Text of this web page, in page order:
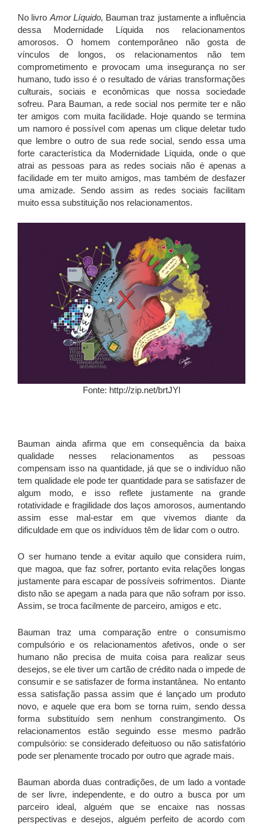
No livro Amor Líquido, Bauman traz justamente a influência
dessa Modernidade Líquida nos relacionamentos
amorosos. O homem contemporâneo não gosta de
vínculos de longos, os relacionamentos não tem
comprometimento e provocam uma insegurança no ser
humano, tudo isso é o resultado de várias transformações
culturais, sociais e econômicas que nossa sociedade
sofreu. Para Bauman, a rede social nos permite ter e não
ter amigos com muita facilidade. Hoje quando se termina
um namoro é possível com apenas um clique deletar tudo
que lembre o outro de sua rede social, sendo essa uma
forte característica da Modernidade Líquida, onde o que
atrai as pessoas para as redes sociais não é apenas a
facilidade em ter muito amigos, mas também de desfazer
uma amizade. Sendo assim as redes sociais facilitam
muito essa substituição nos relacionamentos.
Fonte: http://zip.net/brtJYl
Bauman ainda afirma que em consequência da baixa
qualidade nesses relacionamentos as pessoas
compensam isso na quantidade, já que se o indivíduo não
tem qualidade ele pode ter quantidade para se satisfazer de
algum modo, e isso reflete justamente na grande
rotatividade e fragilidade dos laços amorosos, aumentando
assim esse mal-estar em que vivemos diante da
dificuldade em que os indivíduos têm de lidar com o outro.
O ser humano tende a evitar aquilo que considera ruim,
que magoa, que faz sofrer, portanto evita relações longas
justamente para escapar de possíveis sofrimentos. Diante
disto não se apegam a nada para que não sofram por isso.
Assim, se troca facilmente de parceiro, amigos e etc.
Bauman traz uma comparação entre o consumismo
compulsório e os relacionamentos afetivos, onde o ser
humano não precisa de muita coisa para realizar seus
desejos, se ele tiver um cartão de crédito nada o impede de
consumir e se satisfazer de forma instantânea. No entanto
essa satisfação passa assim que é lançado um produto
novo, e aquele que era bom se torna ruim, sendo dessa
forma substituído sem nenhum constrangimento. Os
relacionamentos estão seguindo esse mesmo padrão
compulsório: se considerado defeituoso ou não satisfatório
pode ser plenamente trocado por outro que agrade mais.
Bauman aborda duas contradições, de um lado a vontade
de ser livre, independente, e do outro a busca por um
parceiro ideal, alguém que se encaixe nas nossas
perspectivas e desejos, alguém perfeito de acordo com